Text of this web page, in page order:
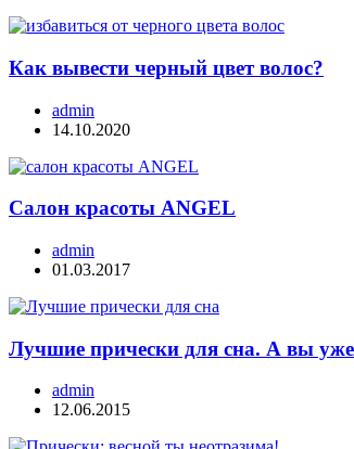
Как вывести черный цвет волос?
admin
14.10.2020
Салон красоты ANGEL
admin
01.03.2017
Лучшие прически для сна. А вы
admin
12.06.2015